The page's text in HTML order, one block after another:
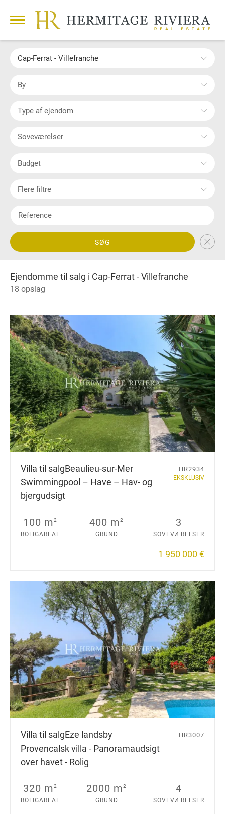
Cap-Ferrat - Villefranche
By
Type af ejendom
Soveværelser
Budget
Flere filtre
SØG
Ejendomme til salg i Cap-Ferrat - Villefranche
18 opslag
Villa til salgBeaulieu-sur-Mer
Swimmingpool – Have – Hav- og
bjergudsigt
HR2934
EKSKLUSIV
100 m2
BOLIGAREAL
400 m2
GRUND
3
SOVEVÆRELSER
1 950 000 €
Villa til salgEze landsby
Provencalsk villa - Panoramaudsigt
over havet - Rolig
HR3007
320 m2
BOLIGAREAL
2000 m2
GRUND
4
SOVEVÆRELSER